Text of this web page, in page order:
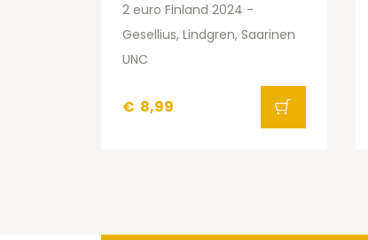
2 euro Finland 2024 -
Gesellius, Lindgren, Saarinen
UNC
€ 8,99